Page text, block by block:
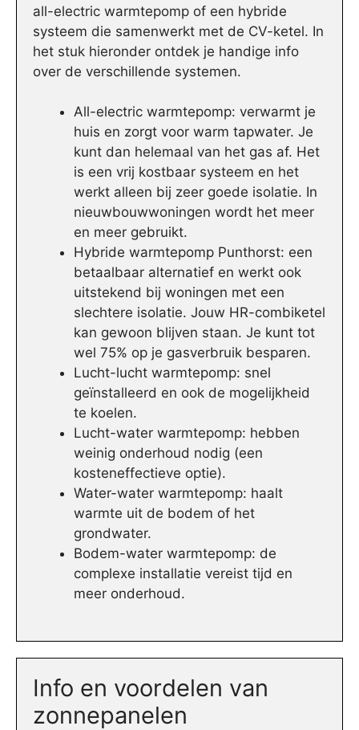
all-electric warmtepomp of een hybride
systeem die samenwerkt met de CV-ketel. In
het stuk hieronder ontdek je handige info
over de verschillende systemen.
All-electric warmtepomp: verwarmt je
huis en zorgt voor warm tapwater. Je
kunt dan helemaal van het gas af. Het
is een vrij kostbaar systeem en het
werkt alleen bij zeer goede isolatie. In
nieuwbouwwoningen wordt het meer
en meer gebruikt.
Hybride warmtepomp Punthorst: een
betaalbaar alternatief en werkt ook
uitstekend bij woningen met een
slechtere isolatie. Jouw HR-combiketel
kan gewoon blijven staan. Je kunt tot
wel 75% op je gasverbruik besparen.
Lucht-lucht warmtepomp: snel
geïnstalleerd en ook de mogelijkheid
te koelen.
Lucht-water warmtepomp: hebben
weinig onderhoud nodig (een
kosteneffectieve optie).
Water-water warmtepomp: haalt
warmte uit de bodem of het
grondwater.
Bodem-water warmtepomp: de
complexe installatie vereist tijd en
meer onderhoud.
Info en voordelen van
zonnepanelen